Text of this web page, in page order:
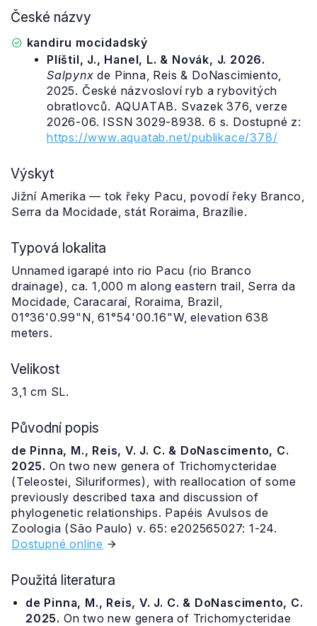
České názvy
kandiru mocidadský
Plíštil, J., Hanel, L. & Novák, J. 2026.
Salpynx de Pinna, Reis & DoNascimiento,
2025. České názvosloví ryb a rybovitých
obratlovců. AQUATAB. Svazek 376, verze
2026-06. ISSN 3029-8938. 6 s. Dostupné z:
https://www.aquatab.net/publikace/378/
Výskyt
Jižní Amerika — tok řeky Pacu, povodí řeky Branco,
Serra da Mocidade, stát Roraima, Brazílie.
Typová lokalita
Unnamed igarapé into rio Pacu (rio Branco
drainage), ca. 1,000 m along eastern trail, Serra da
Mocidade, Caracaraí, Roraima, Brazil,
01°36'0.99"N, 61°54'00.16"W, elevation 638
meters.
Velikost
3,1 cm SL.
Původní popis
de Pinna, M., Reis, V. J. C. & DoNascimento, C.
2025. On two new genera of Trichomycteridae
(Teleostei, Siluriformes), with reallocation of some
previously described taxa and discussion of
phylogenetic relationships. Papéis Avulsos de
Zoologia (São Paulo) v. 65: e202565027: 1-24.
Dostupné online
Použitá literatura
de Pinna, M., Reis, V. J. C. & DoNascimento, C.
2025. On two new genera of Trichomycteridae